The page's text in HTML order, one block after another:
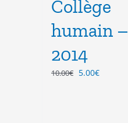
Collège
humain –
2014
10.00€ Le
5.00€Le